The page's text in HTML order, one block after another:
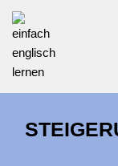
Inhalt